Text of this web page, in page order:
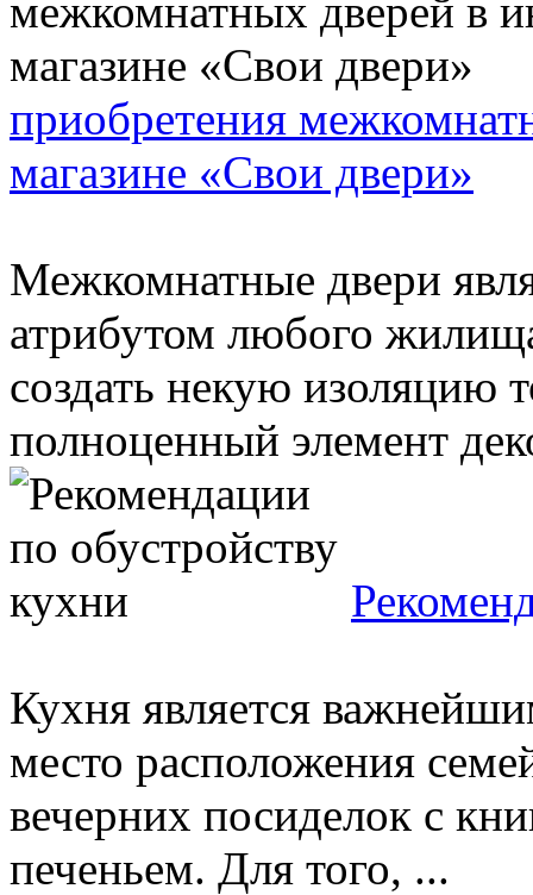
приобретения
магазине «Свои двери»
Межкомнатные двери
атрибутом любого
создать некую изоляцию
полноценный элемент
Кухня является
место расположения
вечерних посиделок с
печеньем. Для того, ...